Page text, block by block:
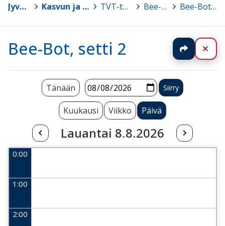
Jyväskylä Kasvun ja oppimisen TVT-tuki > TVT-tarvikelainaamo > Bee-Bot -robotit > Bee-Bot, setti 2
Bee-Bot, setti 2 Jaa
Kuukausi Viikko Päivä
Lauantai 8.8.2026
Tänään
0:00
1:00
2:00